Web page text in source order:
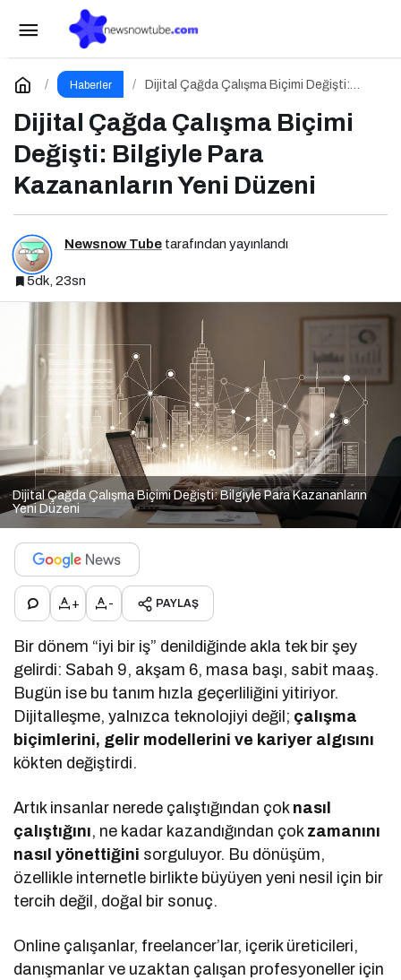
Haberler
Dijital Çağda Çalışma Biçimi Değişti:
Dijital Çağda Çalışma Biçimi
Değişti: Bilgiyle Para
Kazananların Yeni Düzeni
Newsnow Tube tarafından yayınlandı
5dk, 23sn
Dijital Çağda Çalışma Biçimi Değişti: Bilgiyle Para Kazananların
Yeni Düzeni
+ - PAYLAŞ
Bir dönem “iyi bir iş” denildiğinde akla tek bir şey
gelirdi: Sabah 9, akşam 6, masa başı, sabit maaş.
Bugün ise bu tanım hızla geçerliliğini yitiriyor.
Dijitalleşme, yalnızca teknolojiyi değil; çalışma
biçimlerini, gelir modellerini ve kariyer algısını
kökten değiştirdi.
Artık insanlar nerede çalıştığından çok nasıl
çalıştığını, ne kadar kazandığından çok zamanını
nasıl yönettiğini sorguluyor. Bu dönüşüm,
özellikle internetle birlikte büyüyen yeni nesil için bir
tercih değil, doğal bir sonuç.
Online çalışanlar, freelancer’lar, içerik üreticileri,
danışmanlar ve uzaktan çalışan profesyoneller için
Sponsorluk Yönetimi Nedir Etkili Sponsorluk
Yönetimi İçin 10 Altın İpucu
Yorum Yap